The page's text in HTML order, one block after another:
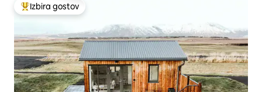
Najbolj priljubljena prenočišča z značko »Izbira gostov«
Izbira gostov